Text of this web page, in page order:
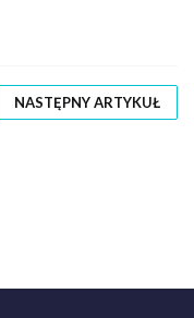
NASTĘPNY ARTYKUŁ